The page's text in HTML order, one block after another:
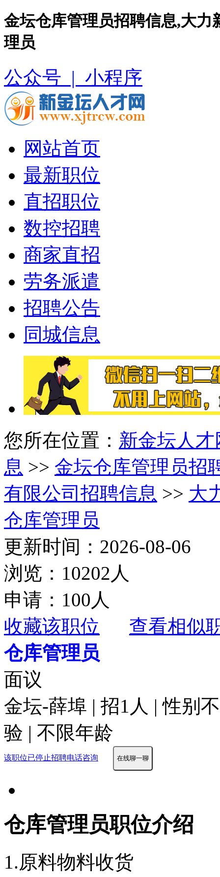
金坛仓库管理员招聘信息,大
理员
公众号 | 小程序
网站首页
最新职位
直招职位
数控招聘
商家直招
劳务派遣
招聘公告
同城信息
您所在位置： 新金坛人才
息 >> 金坛仓库管理员招
有限公司招聘信息 >> 大
仓库管理员
更新时间：2026-08-06
浏览：10202人
申请：100人
收藏该职位
查看相似
仓库管理员
面议
金坛-薛埠 | 招1人 | 性别
验 | 不限年龄
该职位已停止招聘电话咨询 在线聊一聊
仓库管理员职位介绍
1.原料物料收货